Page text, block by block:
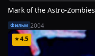
Mark of the Astro-Zombies
Фильм 2004
⭐4.5